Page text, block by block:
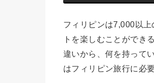
フィリピンは7,000以
トを楽しむことができ
違いから、何を持って
はフィリピン旅行に必